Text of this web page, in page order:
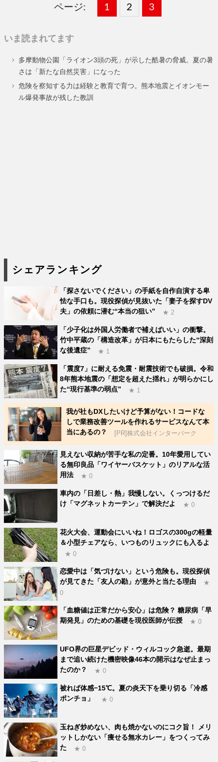
ページ:
固
ー
ジ
1 ,
固
ー
ジ
2 ,
固
ー
ジ
3
いま読まれてます
多摩動物公園「ライオン3頭の死」が示した酷暑の脅威。夏の暑
さは「新たな自然災害」になった
危険を察知する力は経験と教育で育つ。熊本地震とイオンモー
ル爆発事故が残した教訓
シェアランキング
「探さないでください」の手紙を自作自演する卑
怯な手口も。現役探偵が見抜いた「妻子を探すDV
夫」の依頼に潜む“本当の狙い”
★ 2
「少子化は外国人労働者で補えばいい」の衝撃。
竹中平蔵の「構造改革」が日本にもたらした“深刻
な後遺症”
★ 1
「震度7」に耐える免震・耐震技術でも破損。令和
8年熊本地震の「想定を超えた揺れ」が明らかにし
た“現行基準の弱点”
★ 1
我が社もDXしたいけど予算がない！コードな
しで業務改善ツールを作れるサービスなんて本
当にあるの？
[PR]株式会社インターパーク
見えない収納が苦手な私の定番。10年愛用してい
る無印良品「ワイヤーバスケット」のリアルな活
用法
★ 0
車内の「日差し・熱」我慢しない。くっつけるだ
け「マグネットカーテン」で解決だよ
★ 0
花火大会、運動会にいいね！ロゴスの300gの軽量
＆小型チェアなら、いつものリュックにも入るよ
★ 0
恋愛中は「気づけない」という危険も。現役探偵
が見てきた「友人の勘」が意外と当たる理由
★
0
「血糖値は正常だから安心」は危険？ 糖尿病「早
期発見」のための基礎を現役医師が伝授
★ 0
UFO界の巨星デビッド・ウィルコック急逝。最期
まで追い続けた機密映像46本の開示はなぜ止まっ
たのか？
★ 0
被れば体感−15℃。夏の炎天下を乗り切る「冷感
ポンチョ」
★ 0
玉ねぎ炒めない、肉も焼かないのにコク旨！ メリ
ットしかない「痩せる無水カレー」をつくってみ
た
★ 0